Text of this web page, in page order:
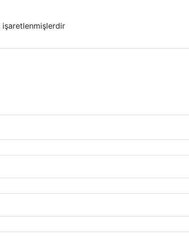
işaretlenmişlerdir